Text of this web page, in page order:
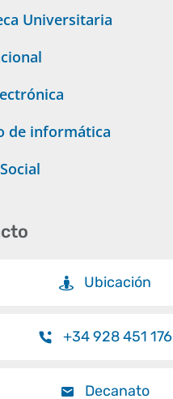
Universitaria
de informática
Ubicación
+34 928 451 176
Decanato